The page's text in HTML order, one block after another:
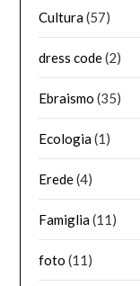
Cultura(57)
dress code(2)
Ebraismo (35)
Ecologia(1)
Erede(4)
Famiglia(11)
foto (11)